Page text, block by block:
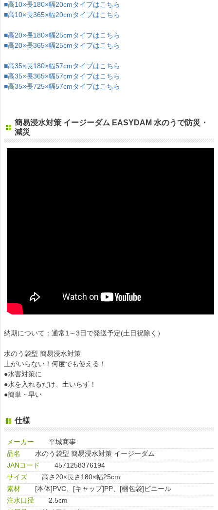
■高10×長180×幅20cmタイプはこちら
■高10×長365×幅20cmタイプはこちら
■高20×長180×幅25cmタイプはこちら
■高20×長365×幅25cmタイプはこちら
■高35×長180×幅57cmタイプはこちら
■高35×長365×幅57cmタイプはこちら
■高35×長725×幅57cmタイプはこちら
簡易浸水対策 イージーダム EASYDAM 水のうで防災・
減災
納期について：通常1～3日で発送予定(土日祝除く）
水のう袋型 簡易浸水対策
土がいらない！何度でも使える！
●水害対策に
●水を入れるだけ、土いらず！
●簡単・早い
仕様
メーカー
平城商事
品名
水のう袋型 簡易浸水対策 イージーダム
JANコード
4571258376194
サイズ
高さ20×長さ180×幅25cm
素材
[本体]PVC、[キャップ]PP、[梱包袋]ビニール
注水口径
2.5cm